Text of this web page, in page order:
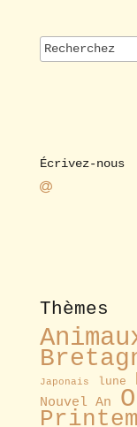
Écrivez-nous
Thèmes
Japonais lune
Nouvel An